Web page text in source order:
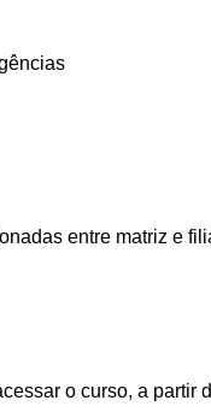
entre matriz e
o curso, a partir